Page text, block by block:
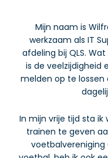
Mijn naam is
werkzaam als IT
afdeling bij QLS.
is de veelzijdigheid
melden op te lossen
In mijn vrije tijd sta ik
trainen te geven
voetbalvereniging